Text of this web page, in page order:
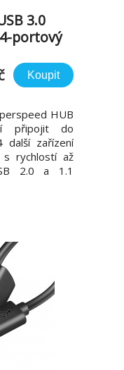
3.0
portový
Koupit
HUB
připojit do
další zařízení
s rychlostí až
2.0 a 1.1